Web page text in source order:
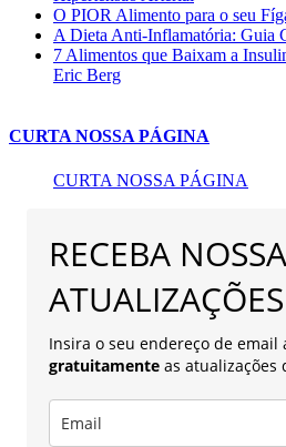
O PIOR Alimento para o seu
A Dieta Anti-Inflamatória: Guia
7 Alimentos que Baixam a
Eric Berg
CURTA NOSSA PÁGINA
CURTA NOSSA PÁGINA
RECEBA
ATUALIZAÇÕES
Insira o seu endereço de email
gratuitamente as atualizações